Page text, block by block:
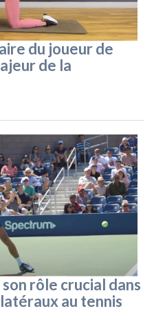
du joueur de
de la
rôle crucial dans
au tennis